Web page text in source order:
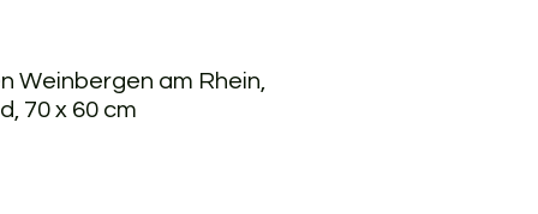
Weinbergen am Rhein,
70 x 60 cm